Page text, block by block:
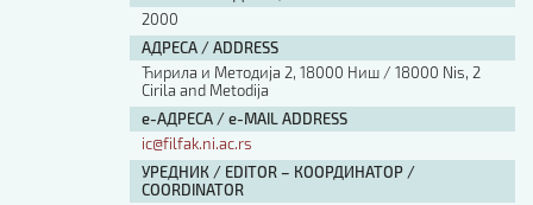
Шаблон прве стране и импресума [B5, енг]
Етички кодекс
ПРЕТРАГА ИЗДАЊА
Наслов или део наслова
2000
АДРЕСА / ADDRESS
Ћирила и Методија 2, 18000 Ниш / 18000 Nis, 2
Cirila and Metodija
е-АДРЕСА / e-MAIL ADDRESS
ic@filfak.ni.ac.rs
УРЕДНИК / EDITOR – КООРДИНАТОР /
COORDINATOR